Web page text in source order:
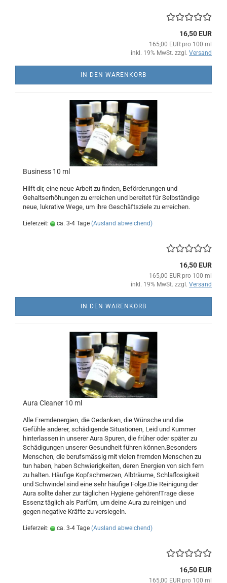
16,50 EUR
165,00 EUR pro 100 ml
inkl. 19% MwSt. zzgl. Versand
IN DEN WARENKORB
Business 10 ml
Hilft dir, eine neue Arbeit zu finden, Beförderungen und
Gehaltserhöhungen zu erreichen und bereitet für Selbständige
neue, lukrative Wege, um ihre Geschäftsziele zu erreichen.
Lieferzeit: ca. 3-4 Tage (Ausland abweichend)
16,50 EUR
165,00 EUR pro 100 ml
inkl. 19% MwSt. zzgl. Versand
IN DEN WARENKORB
Aura Cleaner 10 ml
Alle Fremdenergien, die Gedanken, die Wünsche und die
Gefühle anderer, schädigende Situationen, Leid und Kummer
hinterlassen in unserer Aura Spuren, die früher oder später zu
Schädigungen unserer Gesundheit führen können.Besonders
Menschen, die berufsmässig mit vielen fremden Menschen zu
tun haben, haben Schwierigkeiten, deren Energien von sich fern
zu halten. Häufige Kopfschmerzen, Albträume, Schlaflosigkeit
und Schwindel sind eine sehr häufige Folge.Die Reinigung der
Aura sollte daher zur täglichen Hygiene gehören!Trage diese
Essenz täglich als Parfüm, um deine Aura zu reinigen und
gegen negative Kräfte zu versiegeln.
Lieferzeit: ca. 3-4 Tage (Ausland abweichend)
16,50 EUR
165,00 EUR pro 100 ml